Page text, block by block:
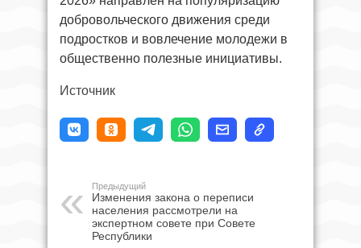
добровольческого движения среди
подростков и вовлечение молодежи в
общественно полезные инициативы.
Источник
Предыдущий
Изменения закона о переписи
населения рассмотрели на
экспертном совете при Совете
Республики